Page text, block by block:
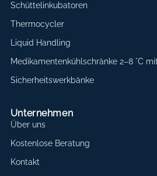
Schüttelinkubatoren
Thermocycler
Liquid Handling
Medikamentenkühlschränke 2–8 °C
Sicherheitswerkbänke
Unternehmen
Über uns
Kostenlose Beratung
Kontakt